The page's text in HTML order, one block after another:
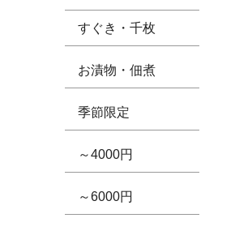
すぐき・千枚
お漬物・佃煮
季節限定
～4000円
～6000円